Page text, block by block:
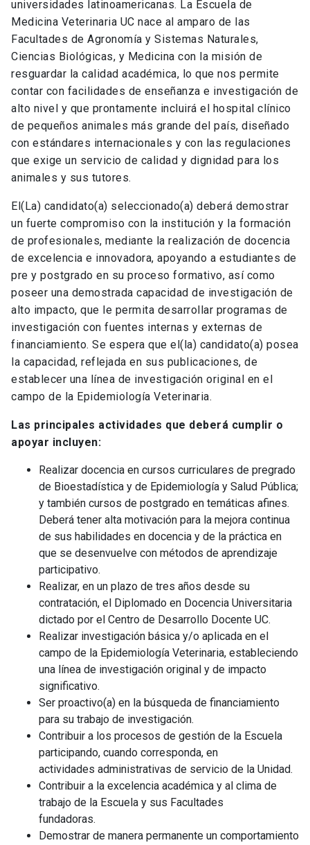
universidades latinoamericanas. La Escuela de
Medicina Veterinaria UC nace al amparo de las
Facultades de Agronomía y Sistemas Naturales,
Ciencias Biológicas, y Medicina con la misión de
resguardar la calidad académica, lo que nos permite
contar con facilidades de enseñanza e investigación de
alto nivel y que prontamente incluirá el hospital clínico
de pequeños animales más grande del país, diseñado
con estándares internacionales y con las regulaciones
que exige un servicio de calidad y dignidad para los
animales y sus tutores.
El(La) candidato(a) seleccionado(a) deberá demostrar
un fuerte compromiso con la institución y la formación
de profesionales, mediante la realización de docencia
de excelencia e innovadora, apoyando a estudiantes de
pre y postgrado en su proceso formativo, así como
poseer una demostrada capacidad de investigación de
alto impacto, que le permita desarrollar programas de
investigación con fuentes internas y externas de
financiamiento. Se espera que el(la) candidato(a) posea
la capacidad, reflejada en sus publicaciones, de
establecer una línea de investigación original en el
campo de la Epidemiología Veterinaria.
Las principales actividades que deberá cumplir o
apoyar incluyen:
Realizar docencia en cursos curriculares de pregrado
de Bioestadística y de Epidemiología y Salud Pública;
y también cursos de postgrado en temáticas afines.
Deberá tener alta motivación para la mejora continua
de sus habilidades en docencia y de la práctica en
que se desenvuelve con métodos de aprendizaje
participativo.
Realizar, en un plazo de tres años desde su
contratación, el Diplomado en Docencia Universitaria
dictado por el Centro de Desarrollo Docente UC.
Realizar investigación básica y/o aplicada en el
campo de la Epidemiología Veterinaria, estableciendo
una línea de investigación original y de impacto
significativo.
Ser proactivo(a) en la búsqueda de financiamiento
para su trabajo de investigación.
Contribuir a los procesos de gestión de la Escuela
participando, cuando corresponda, en
actividades administrativas de servicio de la Unidad.
Contribuir a la excelencia académica y al clima de
trabajo de la Escuela y sus Facultades
fundadoras.
Demostrar de manera permanente un comportamiento